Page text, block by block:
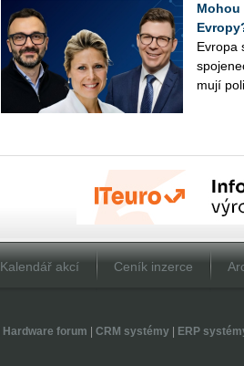
Ev­ro­pa
mu­jí
Kalendář akcí Ceník inzerce
Hardware forum CRM systémy| ERP